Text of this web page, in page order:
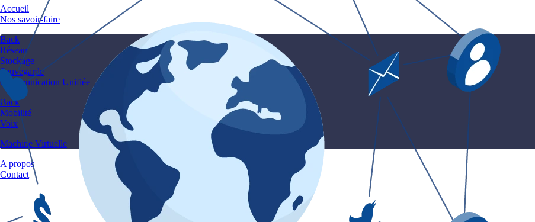
Accueil
Nos savoir-faire
Back
Réseau
Stockage
Sauvegarde
Communication Unifiée
Back
Mobilité
Voix
Machine Virtuelle
A propos
Contact